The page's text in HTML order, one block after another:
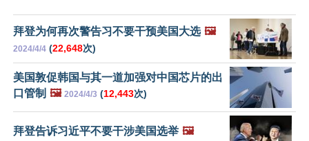
拜登为何再次警告习不要干预美国大选 🖼️
2024/4/4 (22,648次)
美国敦促韩国与其一道加强对中国芯片的出
口管制 🖼️ 2024/4/3 (12,443次)
拜登告诉习近平不要干涉美国选举 🖼️